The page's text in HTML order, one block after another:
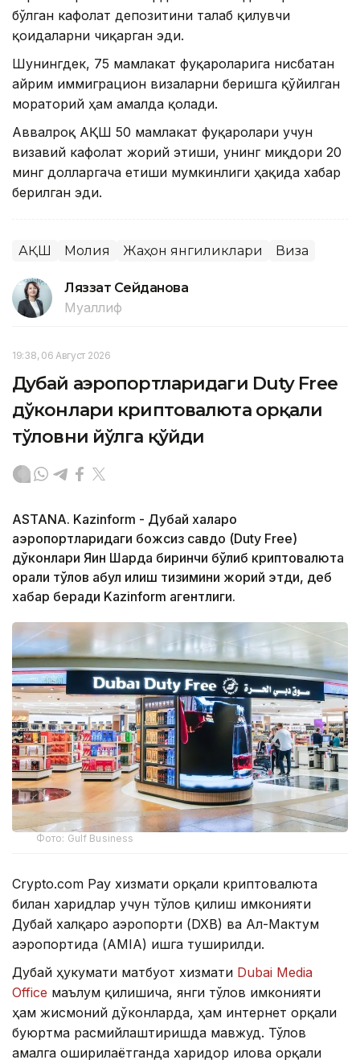
бўлган кафолат депозитини талаб қилувчи
қоидаларни чиқарган эди.
Шунингдек, 75 мамлакат фуқароларига нисбатан
айрим иммиграцион визаларни беришга қўйилган
мораторий ҳам амалда қолади.
Аввалроқ АҚШ 50 мамлакат фуқаролари учун
визавий кафолат жорий этиши, унинг миқдори 20
минг долларгача етиши мумкинлиги ҳақида хабар
берилган эди.
АҚШ Молия Жаҳон янгиликлари Виза
Ляззат Сейданова
Муаллиф
19:38, 06 Август 2026
Дубай аэропортларидаги Duty Free
дўконлари криптовалюта орқали
тўловни йўлга қўйди
ASTANA. Kazinform - Дубай халқаро
аэропортларидаги божсиз савдо (Duty Free)
дўконлари Яқин Шарқда биринчи бўлиб криптовалюта
орқали тўлов қабул қилиш тизимини жорий этди, деб
хабар беради Kazinform агентлиги.
Фото: Gulf Business
Crypto.com Pay хизмати орқали криптовалюта
билан харидлар учун тўлов қилиш имконияти
Дубай халқаро аэропорти (DXB) ва Ал-Мактум
аэропортида (AMIA) ишга туширилди.
Дубай ҳукумати матбуот хизмати Dubai Media
Office маълум қилишича, янги тўлов имконияти
ҳам жисмоний дўконларда, ҳам интернет орқали
буюртма расмийлаштиришда мавжуд. Тўлов
амалга оширилаётганда харидор илова орқали